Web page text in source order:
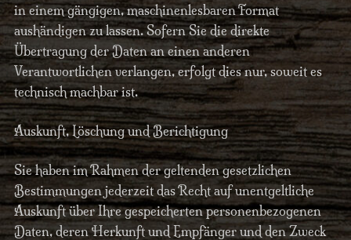
in einem gängigen, maschinenlesbaren Format
aushändigen zu lassen. Sofern Sie die direkte
Übertragung der Daten an einen anderen
Verantwortlichen verlangen, erfolgt dies nur, soweit es
technisch machbar ist.
Auskunft, Löschung und Berichtigung
Sie haben im Rahmen der geltenden gesetzlichen
Bestimmungen jederzeit das Recht auf unentgeltliche
Auskunft über Ihre gespeicherten personenbezogenen
Daten, deren Herkunft und Empfänger und den Zweck